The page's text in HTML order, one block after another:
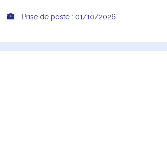
Prise de poste : 01/10/2026